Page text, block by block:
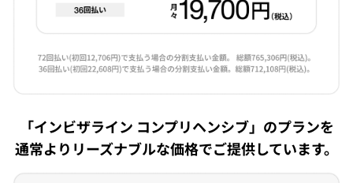
「インビザライン コンプリヘンシブ」のプランを
通常よりリーズナブルな価格でご提供しています。